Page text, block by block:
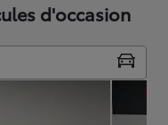
d'occasion